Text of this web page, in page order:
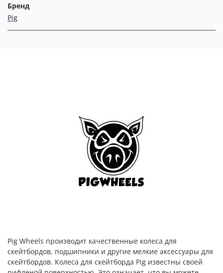
Бренд
Pig
Pig Wheels производит качественные колеса для
скейтбордов, подшипники и другие мелкие аксессуары для
скейтбордов. Колеса для скейтборда Pig известны своей